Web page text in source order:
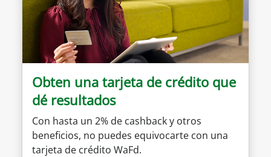
Obten una tarjeta de crédito que
dé resultados
Con hasta un 2% de cashback y otros
beneficios, no puedes equivocarte con una
tarjeta de crédito WaFd.